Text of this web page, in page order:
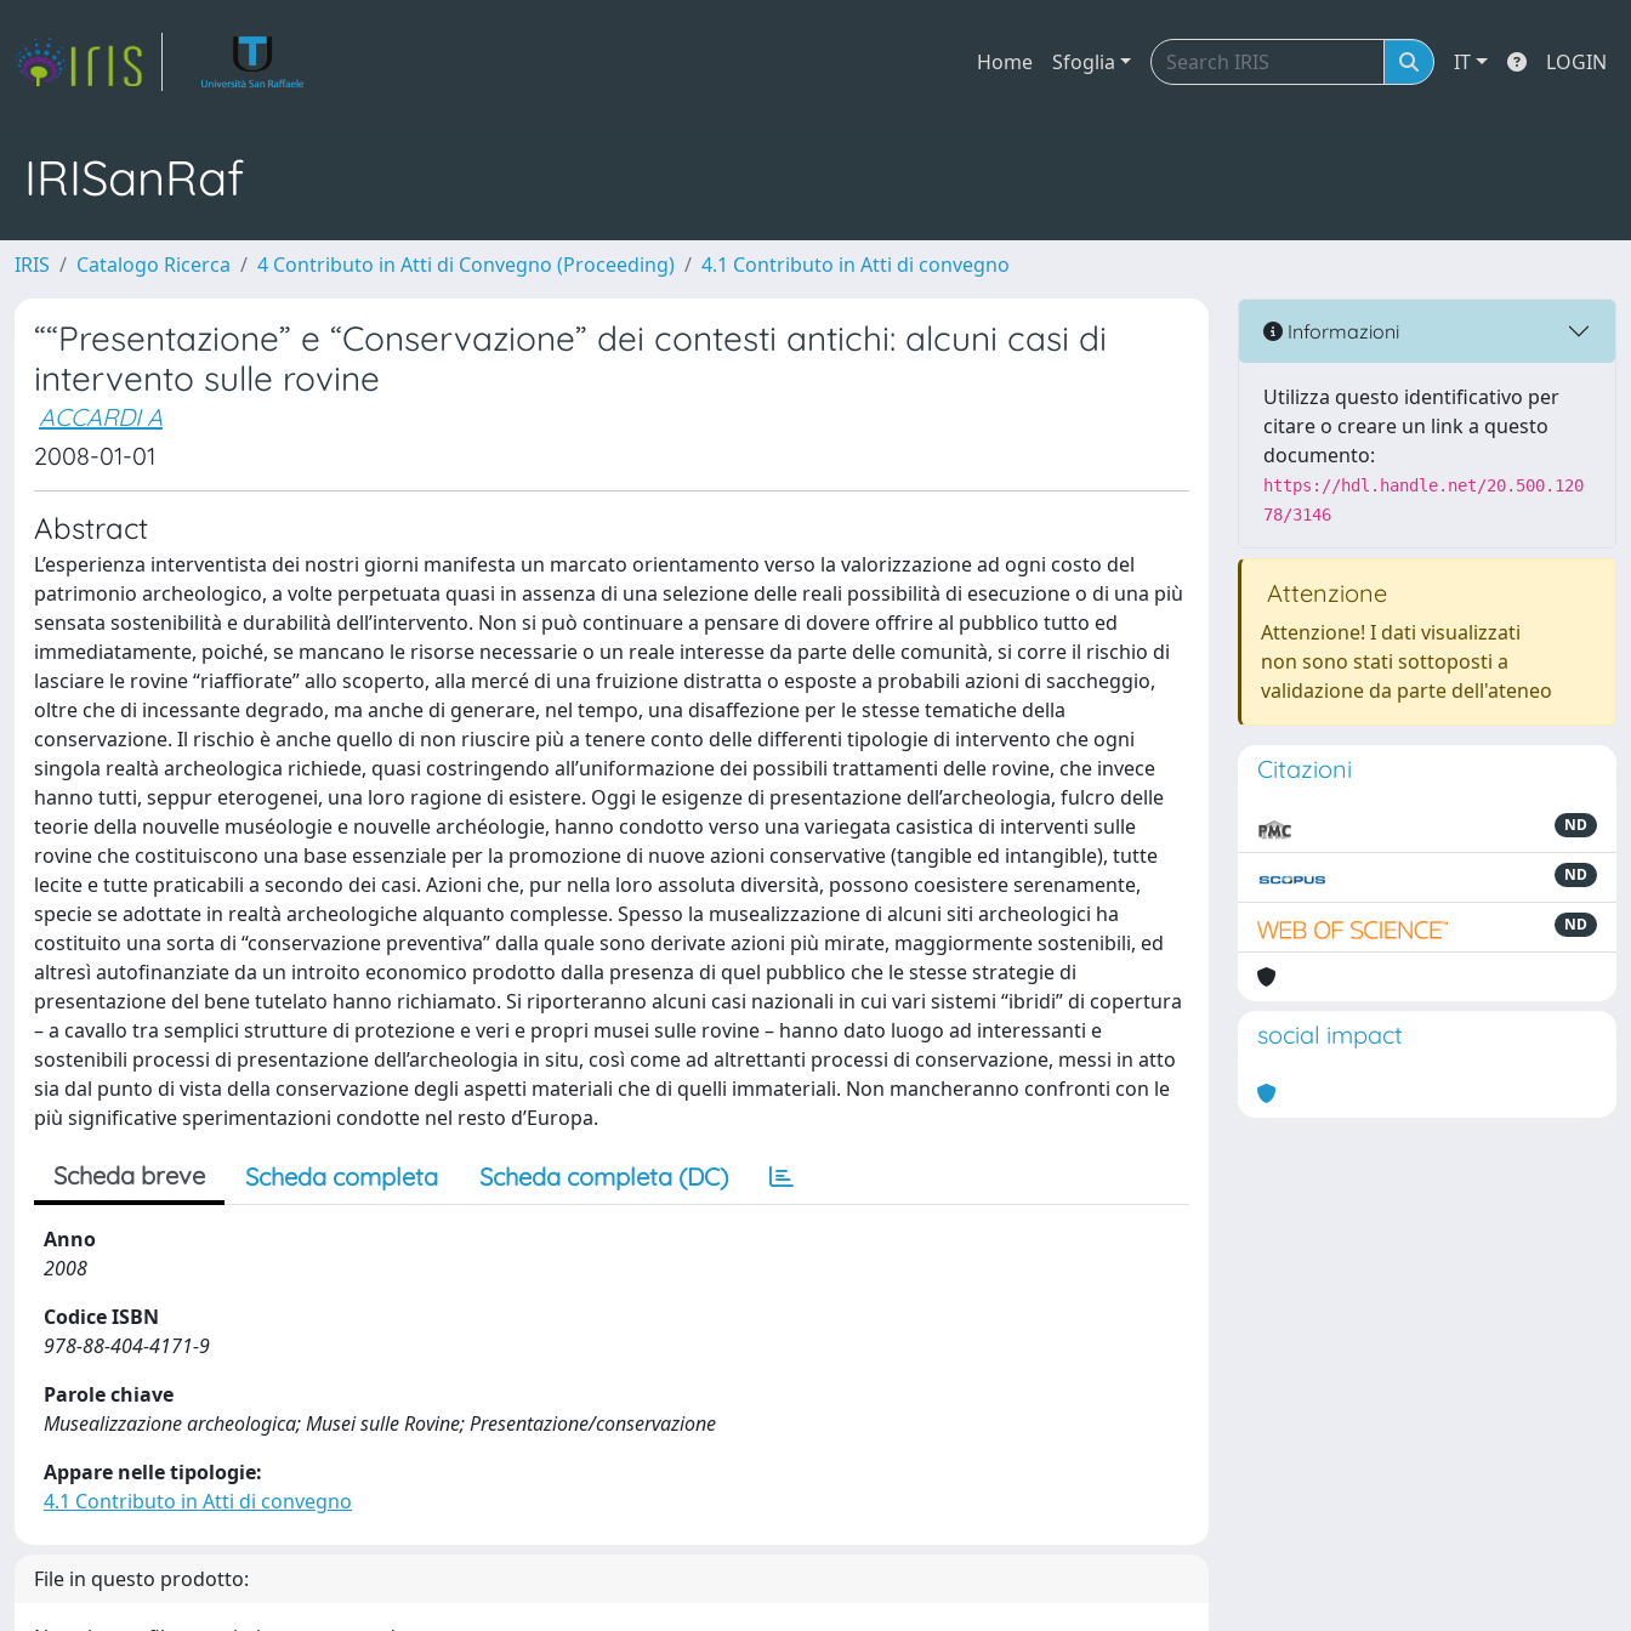
Home Sfoglia IT LOGIN
IRISanRaf
IRIS Catalogo Ricerca 4 Contributo in Atti di Convegno (Proceeding) 4.1 Contributo in Atti di convegno
““Presentazione” e “Conservazione” dei contesti antichi: alcuni casi di
intervento sulle rovine
ACCARDI A
2008-01-01
Abstract
L’esperienza interventista dei nostri giorni manifesta un marcato orientamento verso la valorizzazione ad ogni costo del
patrimonio archeologico, a volte perpetuata quasi in assenza di una selezione delle reali possibilità di esecuzione o di una più
sensata sostenibilità e durabilità dell’intervento. Non si può continuare a pensare di dovere offrire al pubblico tutto ed
immediatamente, poiché, se mancano le risorse necessarie o un reale interesse da parte delle comunità, si corre il rischio di
lasciare le rovine “riaffiorate” allo scoperto, alla mercé di una fruizione distratta o esposte a probabili azioni di saccheggio,
oltre che di incessante degrado, ma anche di generare, nel tempo, una disaffezione per le stesse tematiche della
conservazione. Il rischio è anche quello di non riuscire più a tenere conto delle differenti tipologie di intervento che ogni
singola realtà archeologica richiede, quasi costringendo all’uniformazione dei possibili trattamenti delle rovine, che invece
hanno tutti, seppur eterogenei, una loro ragione di esistere. Oggi le esigenze di presentazione dell’archeologia, fulcro delle
teorie della nouvelle muséologie e nouvelle archéologie, hanno condotto verso una variegata casistica di interventi sulle
rovine che costituiscono una base essenziale per la promozione di nuove azioni conservative (tangible ed intangible), tutte
lecite e tutte praticabili a secondo dei casi. Azioni che, pur nella loro assoluta diversità, possono coesistere serenamente,
specie se adottate in realtà archeologiche alquanto complesse. Spesso la musealizzazione di alcuni siti archeologici ha
costituito una sorta di “conservazione preventiva” dalla quale sono derivate azioni più mirate, maggiormente sostenibili, ed
altresì autofinanziate da un introito economico prodotto dalla presenza di quel pubblico che le stesse strategie di
presentazione del bene tutelato hanno richiamato. Si riporteranno alcuni casi nazionali in cui vari sistemi “ibridi” di copertura
– a cavallo tra semplici strutture di protezione e veri e propri musei sulle rovine – hanno dato luogo ad interessanti e
sostenibili processi di presentazione dell’archeologia in situ, così come ad altrettanti processi di conservazione, messi in atto
sia dal punto di vista della conservazione degli aspetti materiali che di quelli immateriali. Non mancheranno confronti con le
più significative sperimentazioni condotte nel resto d’Europa.
Scheda breve Scheda completa Scheda completa (DC)
Anno
2008
Codice ISBN
978-88-404-4171-9
Parole chiave
Musealizzazione archeologica; Musei sulle Rovine; Presentazione/conservazione
Appare nelle tipologie:
4.1 Contributo in Atti di convegno
File in questo prodotto:
Informazioni
Utilizza questo identificativo per
citare o creare un link a questo
documento:
https://hdl.handle.net/20.500.120
78/3146
Attenzione
Attenzione! I dati visualizzati
non sono stati sottoposti a
validazione da parte dell'ateneo
Citazioni
ND
ND
ND
social impact